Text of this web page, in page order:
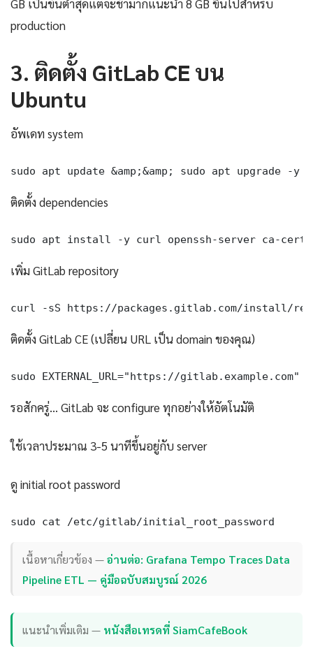
GB เป็นขั้นต่ำสุดแต่จะช้ามากแนะนำ 8 GB ขึ้นไปสำหรับ
production
3. ติดตั้ง GitLab CE บน
Ubuntu
อัพเดท system
sudo apt update &amp;&amp; sudo apt upgrade -y
ติดตั้ง dependencies
sudo apt install -y curl openssh-server ca-
เพิ่ม GitLab repository
curl -sS https://packages.gitlab.com/install/
ติดตั้ง GitLab CE (เปลี่ยน URL เป็น domain ของคุณ)
sudo EXTERNAL_URL="https://
รอสักครู่... GitLab จะ configure ทุกอย่างให้อัตโนมัติ
ใช้เวลาประมาณ 3-5 นาทีขึ้นอยู่กับ server
ดู initial root password
sudo cat /etc/gitlab/initial_root_password
เนื้อหาเกี่ยวข้อง —อ่านต่อ: Grafana Tempo Traces Data
Pipeline ETL — คู่มือฉบับสมบูรณ์ 2026
แนะนำเพิ่มเติม — หนังสือเทรดที่ SiamCafeBook